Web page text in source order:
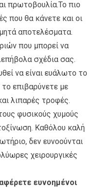
πρωτοβουλία.Το πιο
που θα κάνετε και οι
αποτελέσματα.
που μπορεί να
σχέδια σας.
να είναι ευάλωτο το
επιβαρύνετε με
λιπαρές τροφές.
φυσικούς χυμούς
Καθόλου καλή
δεν ευνοούνται
χειρουργικές
ευνοημένοι